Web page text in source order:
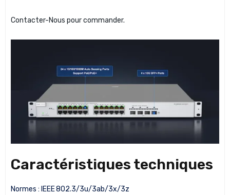
Contacter-Nous pour commander.
Caractéristiques techniques
Normes : IEEE 802.3/3u/3ab/3x/3z